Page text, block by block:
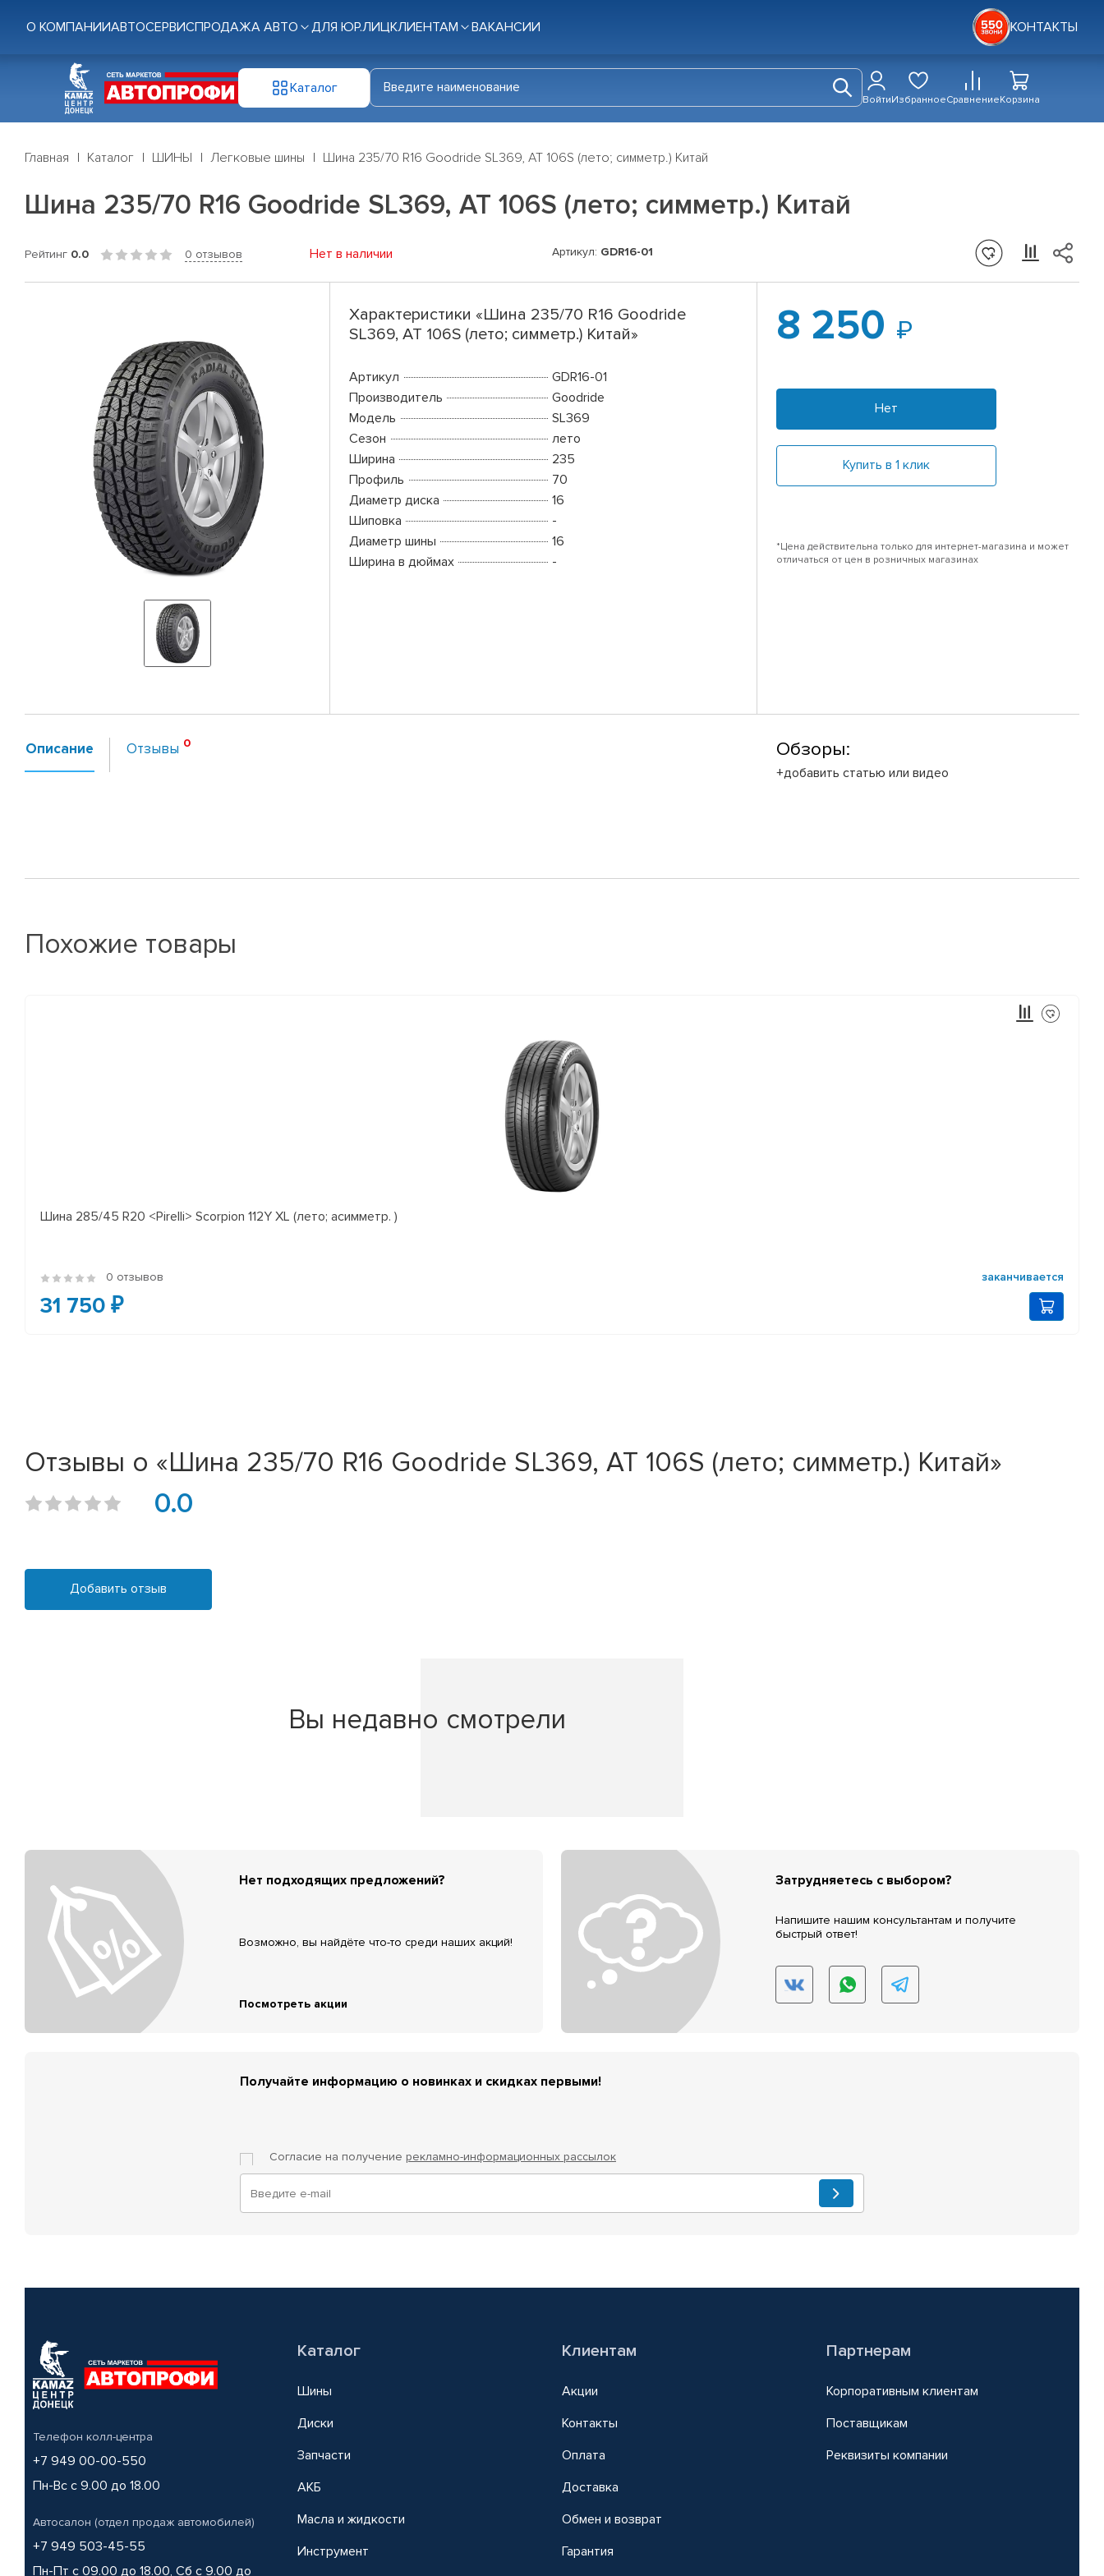
О КОМПАНИИАВТОСЕРВИСПРОДАЖА АВТО ДЛЯ ЮР.ЛИЦКЛИЕНТАМ ВАКАНСИИ КОНТАКТЫ
Каталог
ВойтиИзбранноеСравнениеКорзина
Главная Каталог ШИНЫ Легковые шины Шина 235/70 R16 Goodride SL369, AT 106S (лето; симметр.) Китай
Шина 235/70 R16 Goodride SL369, AT 106S (лето; симметр.) Китай
Рейтинг 0.0 0 отзывов Нет в наличии Артикул: GDR16-01
Характеристики «Шина 235/70 R16 Goodride
SL369, AT 106S (лето; симметр.) Китай»
Артикул
GDR16-01
Производитель
Goodride
Модель
SL369
Сезон
лето
Ширина
235
Профиль
70
Диаметр диска
16
Шиповка
-
Диаметр шины
16
Ширина в дюймах
-
8 250
Нет
Купить в 1 клик
*Цена действительна только для интернет-магазина и может
отличаться от цен в розничных магазинах
Описание Отзывы Обзоры:
+добавить статью или видео
Похожие товары
Шина 285/45 R20 <Pirelli> Scorpion 112Y XL (лето; асимметр. )
0 отзывов заканчивается
31 750 ₽
Отзывы о «Шина 235/70 R16 Goodride SL369, AT 106S (лето; симметр.) Китай»
0.0
Добавить отзыв
Вы недавно смотрели
Нет подходящих предложений?
Возможно, вы найдёте что-то среди наших акций!
Посмотреть акции
Затрудняетесь с выбором?
Напишите нашим консультантам и получите
быстрый ответ!
Получайте информацию о новинках и скидках первыми!
Согласие на получение рекламно-информационных рассылок
Телефон колл-центра
+7 949 00-00-550
Пн-Вс с 9.00 до 18.00
Автосалон (отдел продаж автомобилей)
+7 949 503-45-55
Пн-Пт с 09.00 до 18.00, Сб с 9.00 до
Каталог
Шины
Диски
Запчасти
АКБ
Масла и жидкости
Инструмент
Клиентам
Акции
Контакты
Оплата
Доставка
Обмен и возврат
Гарантия
Партнерам
Корпоративным клиентам
Поставщикам
Реквизиты компании